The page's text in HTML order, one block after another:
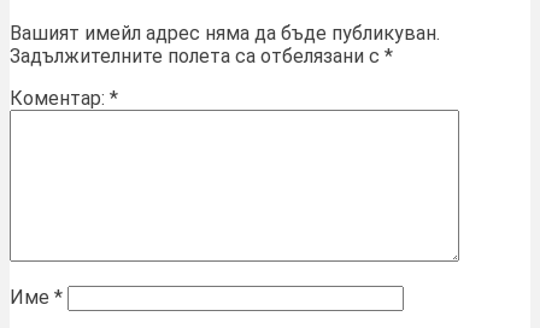
Вашият имейл адрес няма да бъде публикуван.
Задължителните полета са отбелязани с *
Коментар: *
Име *